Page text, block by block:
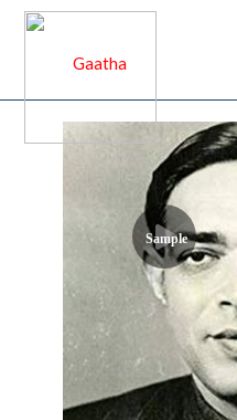
Sample